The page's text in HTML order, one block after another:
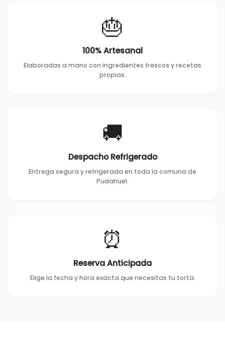
🎂
100% Artesanal
Elaboradas a mano con ingredientes frescos y recetas
propias.
🚚
Despacho Refrigerado
Entrega segura y refrigerada en toda la comuna de
Pudahuel.
⏰
Reserva Anticipada
Elige la fecha y hora exacta que necesitas tu torta.